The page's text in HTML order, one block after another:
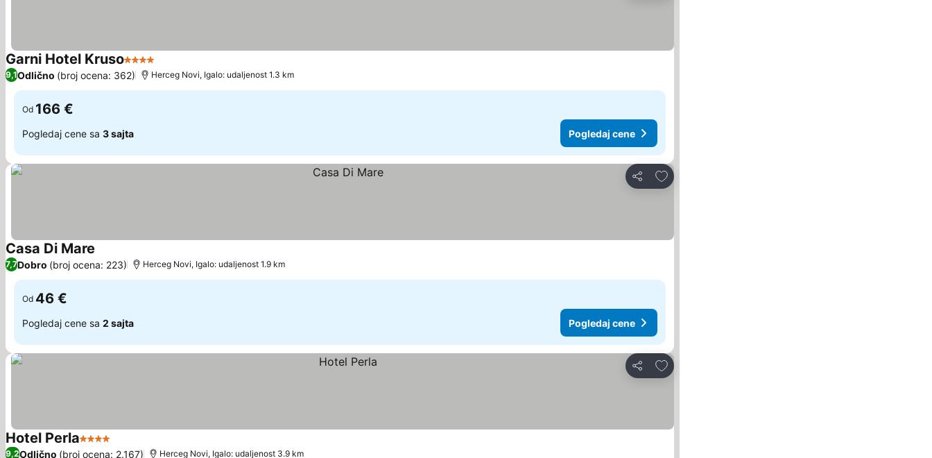
Garni Hotel Kruso4 Zvezdice
9,1Odlično (broj ocena: 362) Herceg Novi, Igalo: udaljenost 1.3 km
Od 166 €
Pogledaj cene sa 3 sajta Pogledaj cene
Deli
Dodati u favorite
Casa Di Mare
7,7Dobro (broj ocena: 223) Herceg Novi, Igalo: udaljenost 1.9 km
Od 46 €
Pogledaj cene sa 2 sajta Pogledaj cene
Deli
Dodati u favorite
Hotel Perla4 Zvezdice
9,2Odlično (broj ocena: 2.167) Herceg Novi, Igalo: udaljenost 3.9 km